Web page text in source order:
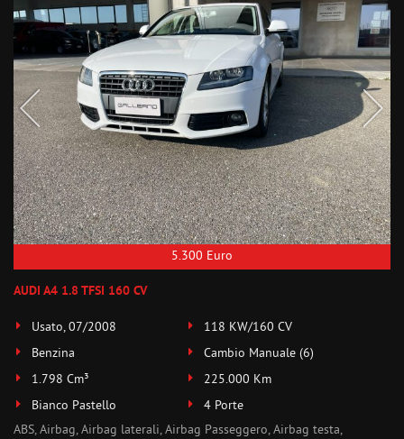
5.300 Euro
AUDI A4 1.8 TFSI 160 CV
Usato, 07/2008
118 KW/160 CV
Benzina
Cambio Manuale (6)
1.798 Cm³
225.000 Km
Bianco Pastello
4 Porte
ABS, Airbag, Airbag laterali, Airbag Passeggero, Airbag testa,